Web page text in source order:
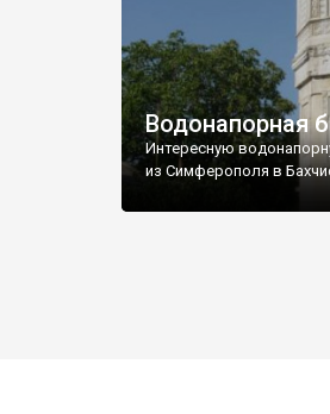
Водонапорная
Интересную
из Симферополя в